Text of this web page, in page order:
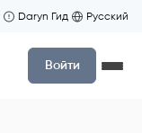
Daryn Гид Русский
Войти